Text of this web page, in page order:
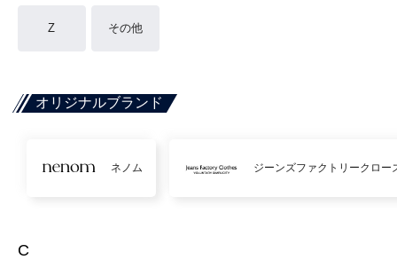
Z その他
オリジナルブランド
ネノム ジーンズファクトリークロー
C